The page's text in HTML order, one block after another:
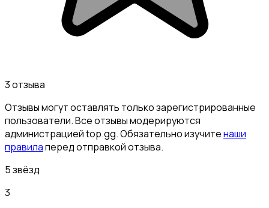
3 отзыва
Отзывы могут оставлять только зарегистрированные
пользователи. Все отзывы модерируются
администрацией top.gg. Обязательно изучитенаши
правилаперед отправкой отзыва.
5 звёзд
3